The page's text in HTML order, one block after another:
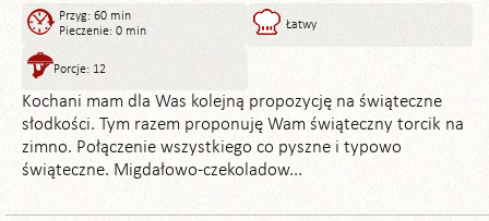
Przyg: 60 min
Pieczenie: 0 min
Łatwy
Porcje: 12
Kochani mam dla Was kolejną propozycję na świąteczne
słodkości. Tym razem proponuję Wam świąteczny torcik na
zimno. Połączenie wszystkiego co pyszne i typowo
świąteczne. Migdałowo-czekoladow...